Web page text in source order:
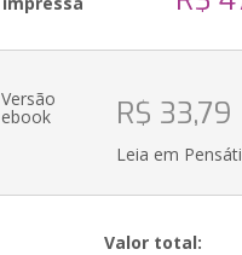
Versão
ebook R$ 33,79
Leia em
Valor total: